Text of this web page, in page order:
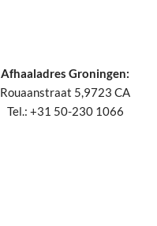
Afhaaladres Groningen:
Rouaanstraat 5,9723 CA
Tel.: +31 50-230 1066